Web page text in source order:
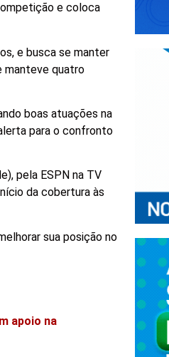
e coloca
e busca se manter
manteve quatro
boas atuações na
para o confronto
pela ESPN na TV
da cobertura às
sua posição no
apoio na